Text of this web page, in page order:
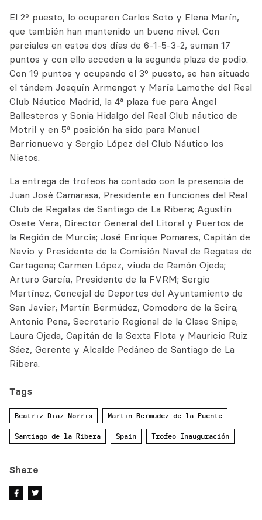
El 2º puesto, lo ocuparon Carlos Soto y Elena Marín,
que también han mantenido un bueno nivel. Con
parciales en estos dos días de 6-1-5-3-2, suman 17
puntos y con ello acceden a la segunda plaza de podio.
Con 19 puntos y ocupando el 3º puesto, se han situado
el tándem Joaquín Armengot y María Lamothe del Real
Club Náutico Madrid, la 4ª plaza fue para Ángel
Ballesteros y Sonia Hidalgo del Real Club náutico de
Motril y en 5ª posición ha sido para Manuel
Barrionuevo y Sergio López del Club Náutico los
Nietos.
La entrega de trofeos ha contado con la presencia de
Juan José Camarasa, Presidente en funciones del Real
Club de Regatas de Santiago de La Ribera; Agustín
Osete Vera, Director General del Litoral y Puertos de
la Región de Murcia; José Enrique Pomares, Capitán de
Navio y Presidente de la Comisión Naval de Regatas de
Cartagena; Carmen López, viuda de Ramón Ojeda;
Arturo García, Presidente de la FVRM; Sergio
Martínez, Concejal de Deportes del Ayuntamiento de
San Javier; Martín Bermúdez, Comodoro de la Scira;
Antonio Pena, Secretario Regional de la Clase Snipe;
Laura Ojeda, Capitán de la Sexta Flota y Mauricio Ruiz
Sáez, Gerente y Alcalde Pedáneo de Santiago de La
Ribera.
Tags
Beatriz Diaz Norris Martin Bermudez de la Puente
Santiago de la Ribera Spain Trofeo Inauguración
Share